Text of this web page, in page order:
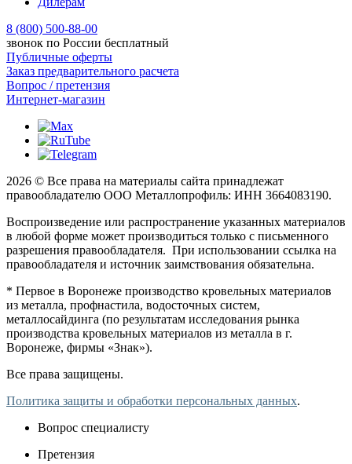
8 (800) 500-88-00
звонок по России бесплатный
Публичные оферты
Заказ предварительного расчета
Вопрос / претензия
Интернет-магазин
2026 © Все права на материалы сайта принадлежат
правообладателю ООО Металлопрофиль: ИНН 3664083190.
Воспроизведение или распространение указанных материалов
в любой форме может производиться только с письменного
разрешения правообладателя. При использовании ссылка на
правообладателя и источник заимствования обязательна.
* Первое в Воронеже производство кровельных материалов
из металла, профнастила, водосточных систем,
металлосайдинга (по результатам исследования рынка
производства кровельных материалов из металла в г.
Воронеже, фирмы «Знак»).
Все права защищены.
Политика защиты и обработки персональных данных.
Вопрос специалисту
Претензия